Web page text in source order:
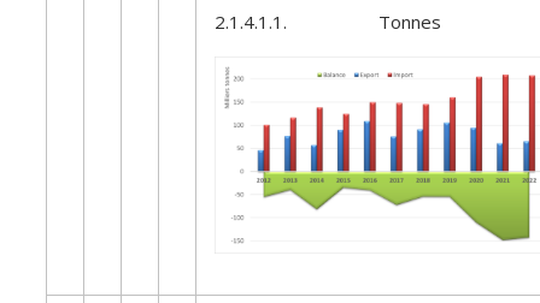
2.1.4.1.1. Tonnes